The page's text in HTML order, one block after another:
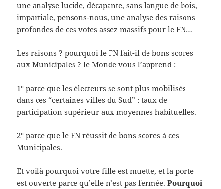
une analyse lucide, décapante, sans langue de bois,
impartiale, pensons-nous, une analyse des raisons
profondes de ces votes assez massifs pour le FN…
Les raisons ? pourquoi le FN fait-il de bons scores
aux Municipales ? le Monde vous l’apprend :
1° parce que les électeurs se sont plus mobilisés
dans ces “certaines villes du Sud” : taux de
participation supérieur aux moyennes habituelles.
2° parce que le FN réussit de bons scores à ces
Municipales.
Et voilà pourquoi votre fille est muette, et la porte
est ouverte parce qu’elle n’est pas fermée.Pourquoi